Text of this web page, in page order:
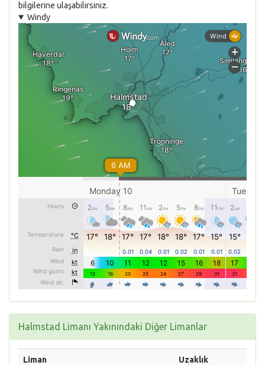
bilgilerine ulaşabilirsiniz.
Windy
Halmstad Limanı Yakınındaki Diğer Limanlar
Liman Uzaklık